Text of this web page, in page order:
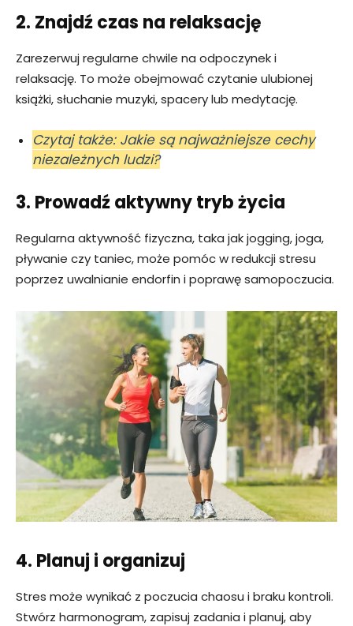
2. Znajdź czas na relaksację
Zarezerwuj regularne chwile na odpoczynek i
relaksację. To może obejmować czytanie ulubionej
książki, słuchanie muzyki, spacery lub medytację.
Czytaj także: Jakie są najważniejsze cechy
niezależnych ludzi?
3. Prowadź aktywny tryb życia
Regularna aktywność fizyczna, taka jak jogging, joga,
pływanie czy taniec, może pomóc w redukcji stresu
poprzez uwalnianie endorfin i poprawę samopoczucia.
4. Planuj i organizuj
Stres może wynikać z poczucia chaosu i braku kontroli.
Stwórz harmonogram, zapisuj zadania i planuj, aby